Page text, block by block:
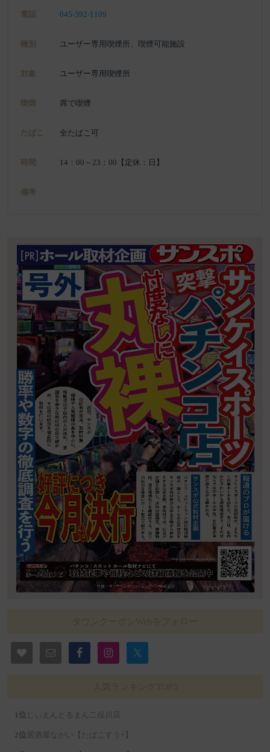
電話 045-392-1109
種別 ユーザー専用喫煙所、喫煙可能施設
対象 ユーザー専用喫煙所
喫煙 席で喫煙
たばこ 全たばこ可
時間 14：00～23：00【定休：日】
備考
じぃえんとるまん二俣川店
居酒屋ながい【たばこすう+】